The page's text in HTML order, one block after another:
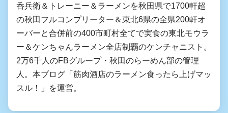
呑兵衛＆トレーニー＆ラーメンを秋田県で1700軒超
の秋田フルコンプリーター＆東北6県の全県200軒オ
ーバーと合併前の400市町村全てで実食の東北モウラ
ー＆ケンちゃんラーメン全店制覇のケンチャニスト。
2万6千人のFBグループ・秋田のらーめん部の管理
人。本ブログ「筋肉酒店のラーメン食ったら上げマッ
スル！」を運営。